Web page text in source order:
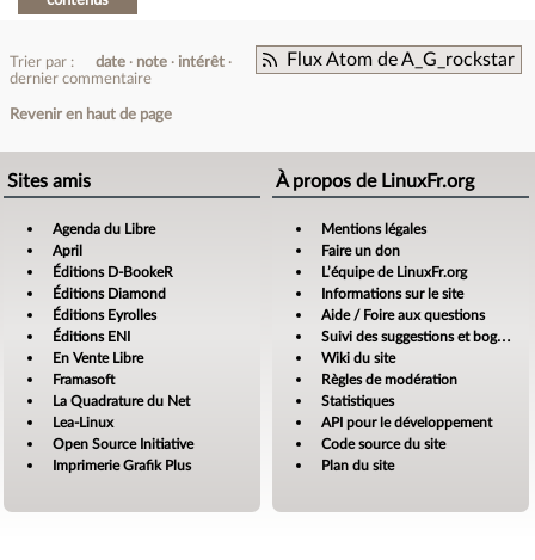
Flux Atom de A_G_rockstar
Trier par : date note
intérêt
dernier commentaire
Revenir en haut de page
Sites amis
Agenda du Libre
April
Éditions D-BookeR
Éditions Diamond
Éditions Eyrolles
Éditions ENI
En Vente Libre
Framasoft
La Quadrature du Net
Lea-Linux
Open Source Initiative
Imprimerie Grafik Plus
À propos de LinuxFr.org
Mentions légales
Faire un don
L’équipe de LinuxFr.org
Informations sur le site
Aide / Foire aux questions
Suivi des suggestions et bogues
Wiki du site
Règles de modération
Statistiques
API pour le développement
Code source du site
Plan du site